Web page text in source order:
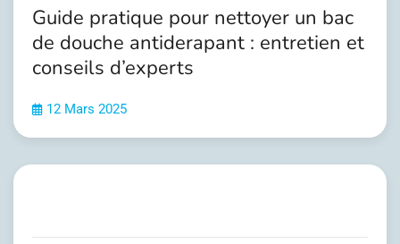
Guide pratique pour nettoyer un bac
de douche antiderapant : entretien et
conseils d’experts
12 Mars 2025